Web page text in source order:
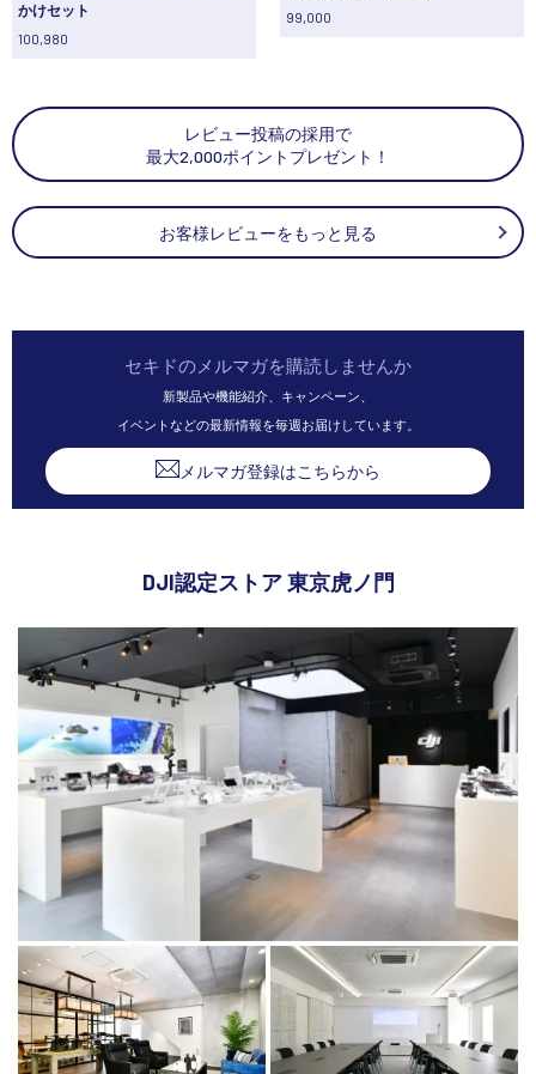
かけセット
100,980
99,000
レビュー投稿の採用で
最大2,000ポイントプレゼント！
お客様レビューをもっと見る
セキドのメルマガを購読しませんか
新製品や機能紹介、キャンペーン、
イベントなどの最新情報を毎週お届けしています。
メルマガ登録はこちらから
DJI認定ストア 東京虎ノ門